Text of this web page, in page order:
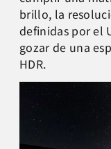
brillo, la
definidas por el
gozar de una
HDR.